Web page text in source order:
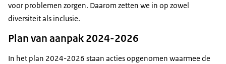
voor problemen zorgen. Daarom zetten we in op zowel
diversiteit als inclusie.
Plan van aanpak 2024-2026
In het plan 2024-2026 staan acties opgenomen waarmee de